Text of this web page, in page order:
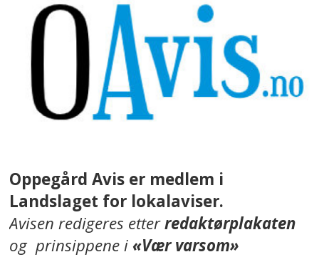
Oppegård Avis er medlem i
Landslaget for lokalaviser.
Avisen redigeres etterredaktørplakaten
og prinsippene i«Vær varsom»